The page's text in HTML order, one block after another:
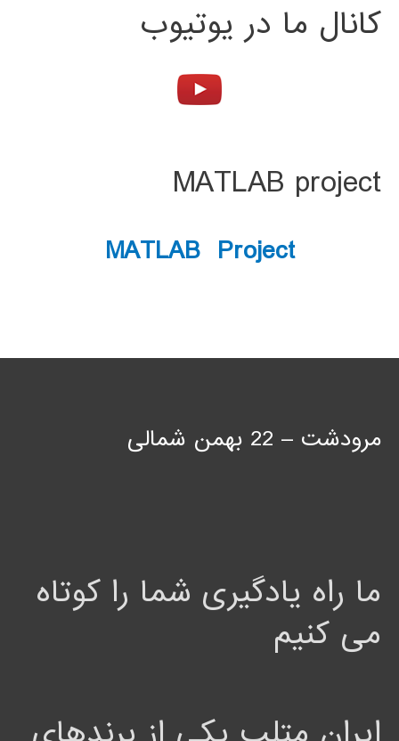
کانال ما در یوتیوب
MATLAB project
MATLAB Project
مرودشت – 22 بهمن شمالی
ما راه یادگیری شما را کوتاه
می کنیم